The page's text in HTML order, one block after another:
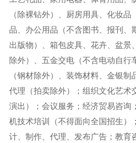
（除裸钻外）、厨房用具、化妆
品、办公用品（不含图书、报刊、
出版物）、箱包皮具、花卉、盆景
除外）、五金交电（不含电动自行
（钢材除外）、装饰材料、金银
代理（拍卖除外）；组织文化艺术
演出）；会议服务；经济贸易咨询
机技术培训（不得面向全国招生）
计、制作、代理、发布广告；教育